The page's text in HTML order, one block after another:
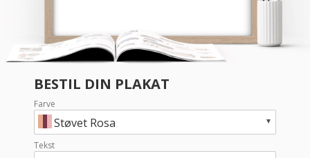
BESTIL DIN PLAKAT
Farve
Støvet Rosa
Tekst